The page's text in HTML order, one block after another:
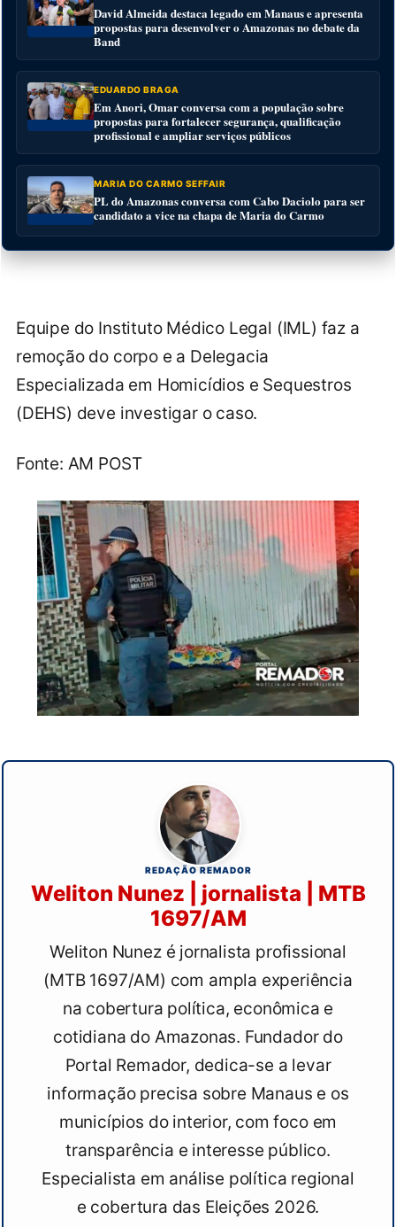
David Almeida destaca legado em Manaus e apresenta
propostas para desenvolver o Amazonas no debate da
Band
EDUARDO BRAGA
Em Anori, Omar conversa com a população sobre
propostas para fortalecer segurança, qualificação
profissional e ampliar serviços públicos
MARIA DO CARMO SEFFAIR
PL do Amazonas conversa com Cabo Daciolo para ser
candidato a vice na chapa de Maria do Carmo
Equipe do Instituto Médico Legal (IML) faz a
remoção do corpo e a Delegacia
Especializada em Homicídios e Sequestros
(DEHS) deve investigar o caso.
Fonte: AM POST
REDAÇÃO REMADOR
Weliton Nunez | jornalista | MTB
1697/AM
Weliton Nunez é jornalista profissional
(MTB 1697/AM) com ampla experiência
na cobertura política, econômica e
cotidiana do Amazonas. Fundador do
Portal Remador, dedica-se a levar
informação precisa sobre Manaus e os
municípios do interior, com foco em
transparência e interesse público.
Especialista em análise política regional
e cobertura das Eleições 2026.